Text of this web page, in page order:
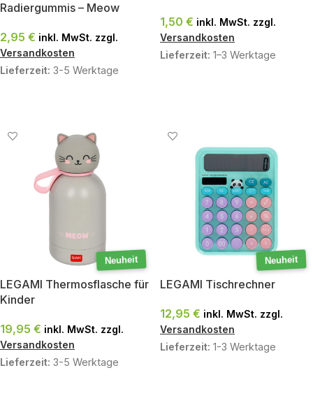
Radiergummis – Meow
2,95 € inkl. MwSt. zzgl.
Versandkosten
Lieferzeit: 3-5 Werktage
1,50 € inkl. MwSt. zzgl.
Versandkosten
Lieferzeit: 1–3 Werktage
Neuheit
LEGAMI Thermosflasche für
Kinder
19,95 € inkl. MwSt. zzgl.
Versandkosten
Lieferzeit: 3-5 Werktage
Neuheit
LEGAMI Tischrechner
12,95 € inkl. MwSt. zzgl.
Versandkosten
Lieferzeit: 1-3 Werktage